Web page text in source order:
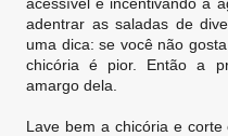
adentrar as saladas de
uma dica: se você não
chicória é pior. Então a
amargo dela.
Lave bem a chicória e